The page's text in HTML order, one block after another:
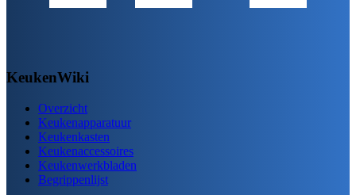
KeukenWiki
Overzicht
Keukenapparatuur
Keukenkasten
Keukenaccessoires
Keukenwerkbladen
Begrippenlijst